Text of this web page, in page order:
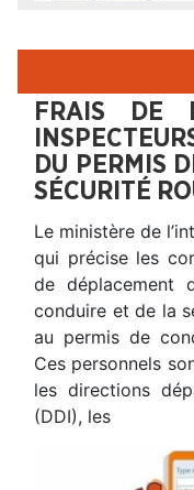
FRAIS DE
DU PERMIS
SÉCURITÉ
Le ministère de
qui précise les
de déplacement
conduire et de la
au permis de
Ces personnels
les directions
(DDI), les